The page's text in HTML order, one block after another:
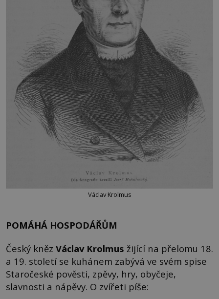
Václav Krolmus
POMÁHÁ HOSPODÁŘŮM
Český kněz Václav Krolmus žijící na přelomu 18.
a 19. století se kuhánem zabývá ve svém spise
Staročeské pověsti, zpěvy, hry, obyčeje,
slavnosti a nápěvy. O zvířeti píše: